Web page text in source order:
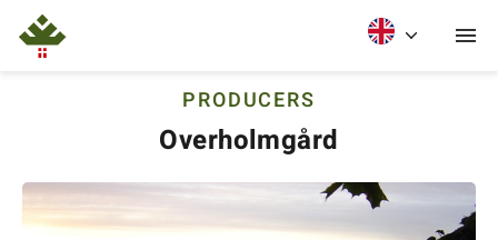
PRODUCERS
Overholmgård